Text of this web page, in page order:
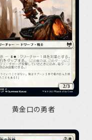
黄金口の勇者